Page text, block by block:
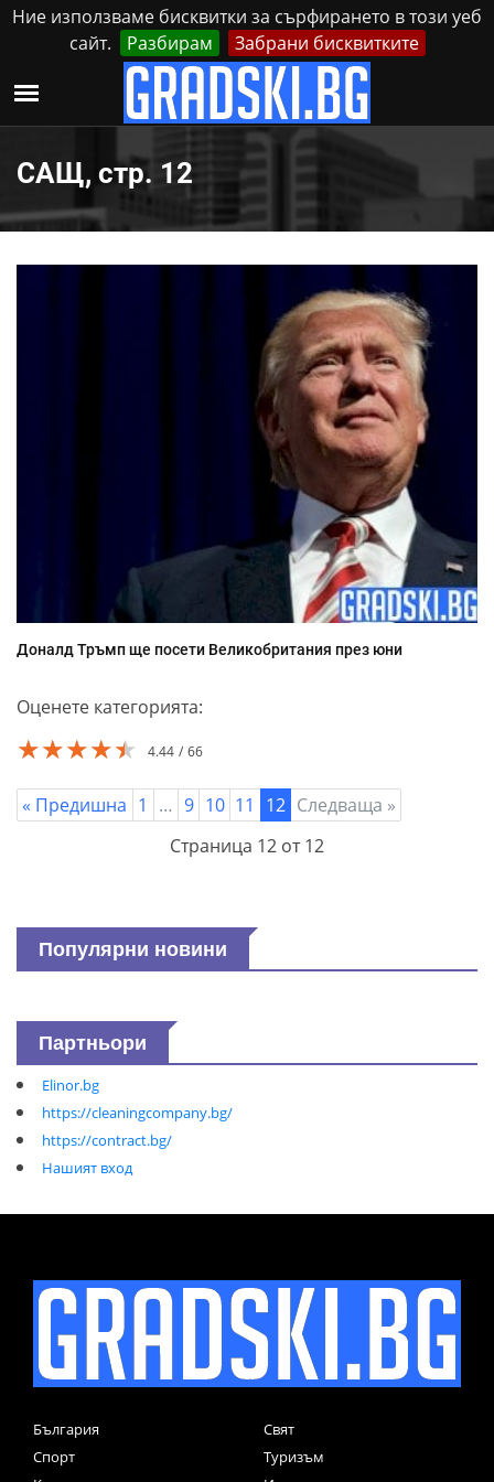
Ние използваме бисквитки за сърфирането в този уеб
сайт.
Разбирам Забрани бисквитките
Неделя, 9 Август, 2026 Реклама Контакти
САЩ, стр. 12
Доналд Тръмп ще посети Великобритания през юни
Оценете категорията:
★★★★★
★★★★★
★★★★★ 4.44 66
« Предишна 1 … 9 10 11 12 Следваща »
Страница 12 от 12
Популярни новини
Партньори
Elinor.bg
https://cleaningcompany.bg/
https://contract.bg/
Нашият вход
България
Свят
Спорт
Туризъм